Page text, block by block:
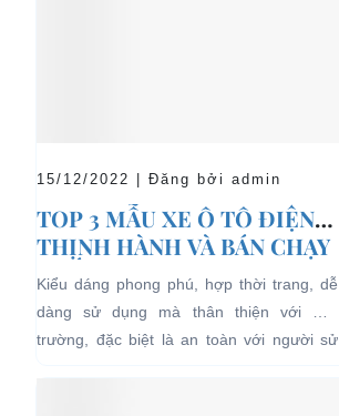
15/12/2022 | Đăng bởi admin
TOP 3 MẪU XE Ô TÔ ĐIỆN
THỊNH HÀNH VÀ BÁN CHẠY
NHẤT HIỆN NAY
Kiểu dáng phong phú, hợp thời trang, dễ
dàng sử dụng mà thân thiện với môi
trường, đặc biệt là an toàn với người sử